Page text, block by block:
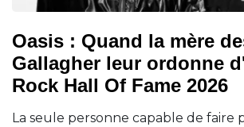
Oasis : Quand la mère
Gallagher leur ordonne
Rock Hall Of Fame 2026
La seule personne capable de faire